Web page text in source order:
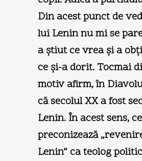
Din acest punct de
lui Lenin nu mi se
a ştiut ce vrea şi a
ce şi-a dorit. Tocmai
motiv afirm, în
că secolul XX a fost
Lenin. În acest sens,
preconizează
Lenin“ ca teolog